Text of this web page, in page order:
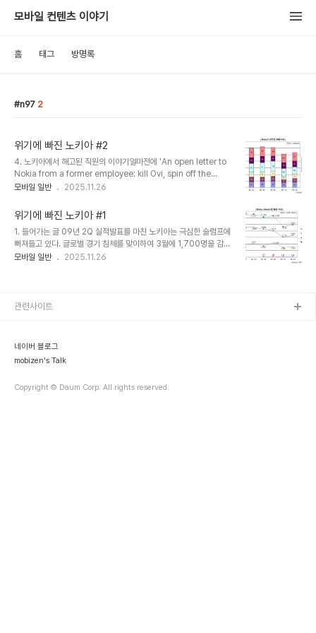
모바일 컨텐츠 이야기
홈 태그 방명록
n97 2
위기에 빠진 노키아 #2
4. 노키아에서 해고된 직원의 이야기얼마전에 'An open letter to
Nokia from a former employee: kill Ovi, spin off the
hardware unit, become a bank'라는 컬럼이 intoMobile에 실
로 노키아의 방향성 제시를 하고 있다. 컬럼의 내용은 논리 정연하며
현재 노키아가 가진 문제점을 적절하게 다루고 있다. 개인적으로는
'Nokia’s core strength is size. Nokia’s core strength is
also the company’s core problem.' 라는 부분에서 깊은 인상
을 받았으며, 완전 공감을 하는 바이다.하지만, 그 방향성 측면에서..
모바일 일반 2025.11.26
위기에 빠진 노키아 #1
1. 들어가는 글 09년 2Q 실적발표를 마친 노키아는 극심한 슬럼프에
빠져들고 있다. 글로벌 경기 침체를 맞이하여 3월에 1,700명을 감원
하고, 4월에 모바일 서비스 쪽에서만 450명을 추가로 감원하였지만
다. 이러한 분석은 최근의 노키아의 실적을 기본으로 한다. 2. 최근 노
모바일 일반 2025.11.26
네이버 블로그
mobizen's Talk
Copyright © Daum Corp. All rights reserved.
관련사이트